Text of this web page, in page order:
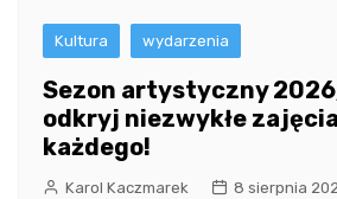
Kultura wydarzenia
Sezon artystyczny
odkryj niezwykłe
każdego!
Karol Kaczmarek 8 sierpnia